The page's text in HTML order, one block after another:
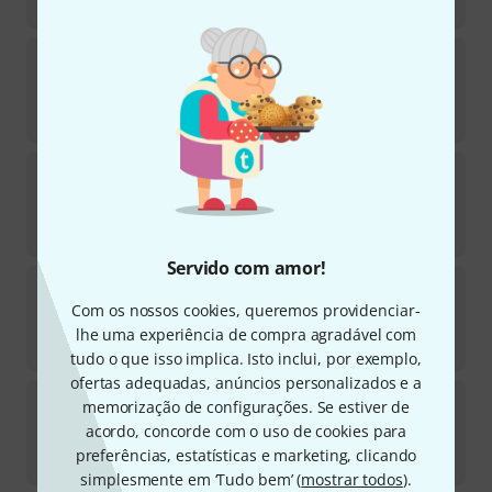
Servido com amor!
Com os nossos cookies, queremos providenciar-
lhe uma experiência de compra agradável com
tudo o que isso implica. Isto inclui, por exemplo,
ofertas adequadas, anúncios personalizados e a
memorização de configurações. Se estiver de
acordo, concorde com o uso de cookies para
preferências, estatísticas e marketing, clicando
simplesmente em ‘Tudo bem’ (mostrar todos).
88HCL Bb/F-Tenor Trombone
3
Disponível em 11–14 semanas
5.299
C.G.Conn Tuning Bit Set Sousaphone SP
Em stock
2
Em stock
€ 3.222
C.G.Conn 88HTO Tenor Trombone B-Stock
Em stock
€ 3.699